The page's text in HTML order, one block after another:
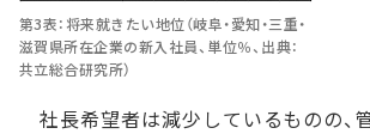
第3表：将来就きたい地位（岐阜・愛知・三重・
滋賀県所在企業の新入社員、単位％、出典：
共立総合研究所）
社長希望者は減少しているものの、